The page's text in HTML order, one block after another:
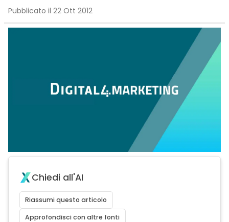
Pubblicato il 22 Ott 2012
Chiedi all'AI
Riassumi questo articolo
Approfondisci con altre fonti